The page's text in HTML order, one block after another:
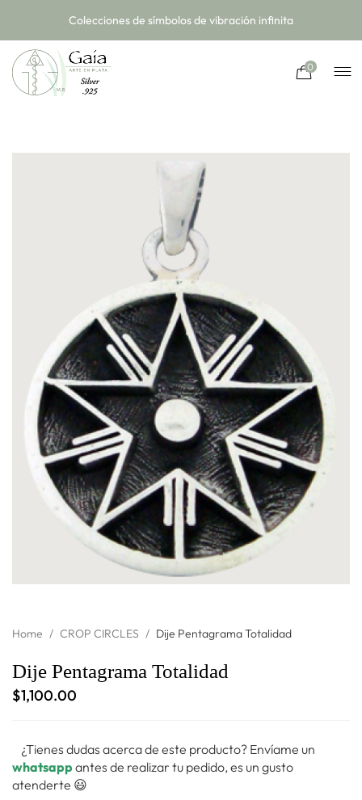
Colecciones de símbolos de vibración infinita
0
Home / CROP CIRCLES / Dije Pentagrama Totalidad
Dije Pentagrama Totalidad
$1,100.00
¿Tienes dudas acerca de este producto? Envíame un
whatsapp antes de realizar tu pedido, es un gusto
atenderte 😃